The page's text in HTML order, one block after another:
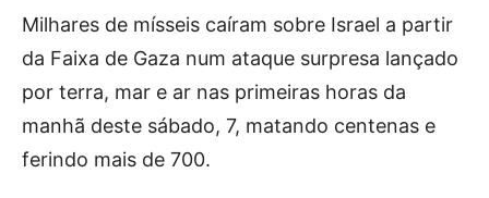
Milhares de mísseis caíram sobre Israel a partir
da Faixa de Gaza num ataque surpresa lançado
por terra, mar e ar nas primeiras horas da
manhã deste sábado, 7, matando centenas e
ferindo mais de 700.